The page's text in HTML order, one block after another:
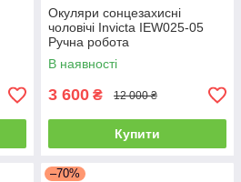
Окуляри сонцезахисні
чоловічі Invicta IEW025-05
Ручна робота
В наявності
3 600 ₴ 12 000 ₴
Купити
–70%